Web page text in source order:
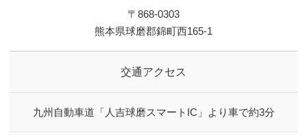
〒868-0303
熊本県球磨郡錦町西165-1
交通アクセス
九州自動車道「人吉球磨スマートIC」より車で約3分